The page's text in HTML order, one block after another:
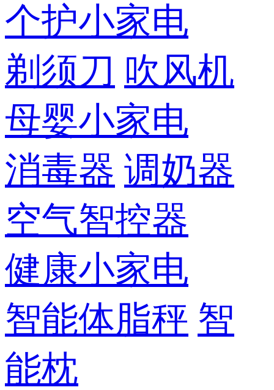
个护小家电
剃须刀 吹风机
母婴小家电
消毒器 调奶器
空气智控器
健康小家电
智能体脂秤 智
能枕